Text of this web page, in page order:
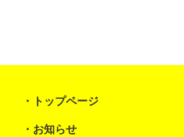
トップページ
お知らせ